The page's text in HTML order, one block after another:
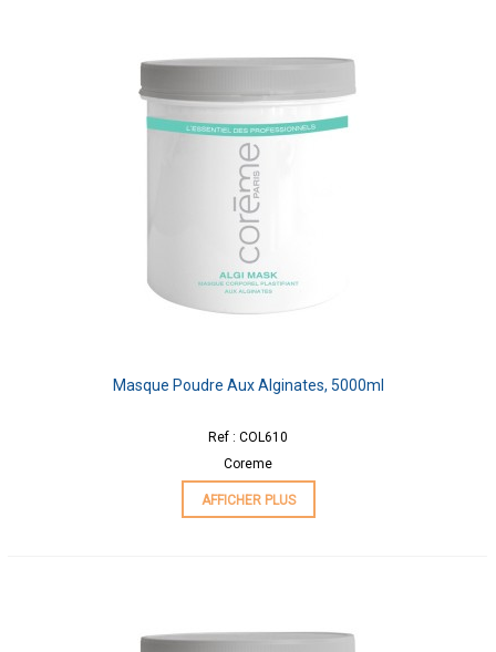
Masque Poudre Aux Alginates, 5000ml
Ref : COL610
Coreme
AFFICHER PLUS